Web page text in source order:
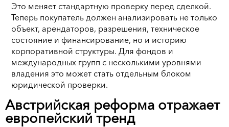
Это меняет стандартную проверку перед сделкой.
Теперь покупатель должен анализировать не только
объект, арендаторов, разрешения, техническое
состояние и финансирование, но и историю
корпоративной структуры. Для фондов и
международных групп с несколькими уровнями
владения это может стать отдельным блоком
юридической проверки.
Австрийская реформа отражает
европейский тренд